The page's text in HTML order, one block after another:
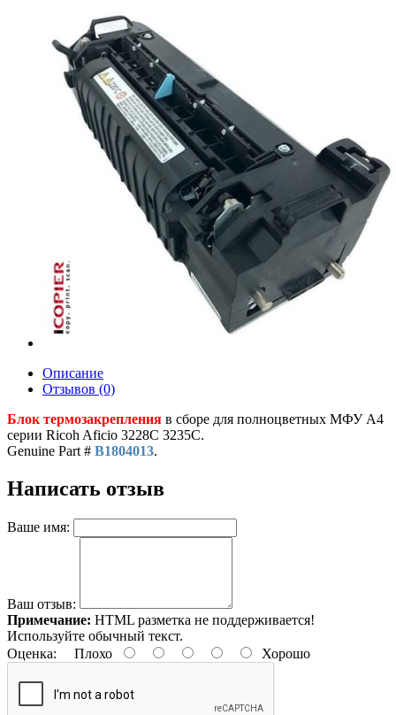
Описание
Отзывов (0)
Блок термозакрепления в сборе для полноцветных МФУ A4
серии Ricoh Aficio 3228С 3235C.
Genuine Part # B1804013.
Написать отзыв
Ваше имя:
Ваш отзыв:
Примечание: HTML разметка не поддерживается!
Используйте обычный текст.
Оценка: Плохо Хорошо